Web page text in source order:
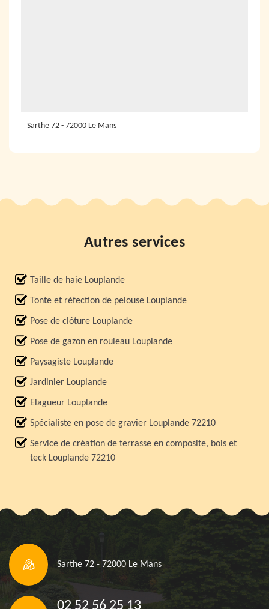
Sarthe 72 - 72000 Le Mans
Autres services
Taille de haie Louplande
Tonte et réfection de pelouse Louplande
Pose de clôture Louplande
Pose de gazon en rouleau Louplande
Paysagiste Louplande
Jardinier Louplande
Elagueur Louplande
Spécialiste en pose de gravier Louplande 72210
Service de création de terrasse en composite, bois et
teck Louplande 72210
Sarthe 72 - 72000 Le Mans
02 52 56 25 13